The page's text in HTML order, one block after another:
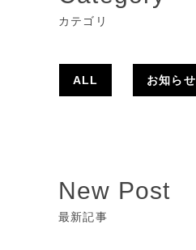
カテゴリ
ALL お知らせ
New Post
最新記事